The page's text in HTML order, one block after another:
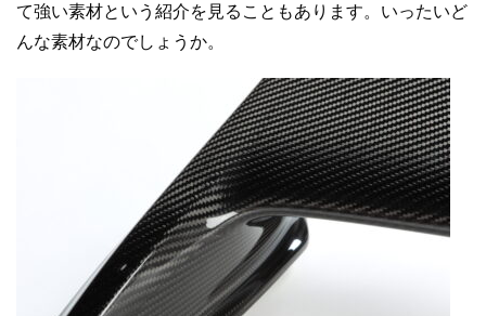
て強い素材という紹介を見ることもあります。いったいど
んな素材なのでしょうか。